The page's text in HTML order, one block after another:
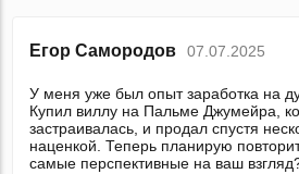
Егор Самородов 07.07.2025
У меня уже был опыт заработка на
Купил виллу на Пальме Джумейра,
застраивалась, и продал спустя
наценкой. Теперь планирую
самые перспективные на ваш